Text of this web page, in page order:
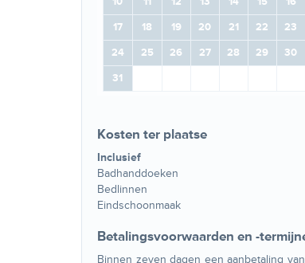
17
18 19 20 21 22
23
24
25 26 27 28 29
30
31
Kosten ter plaatse
Inclusief
Badhanddoeken
Bedlinnen
Eindschoonmaak
Betalingsvoorwaarden en -
Binnen zeven dagen een aanbetaling